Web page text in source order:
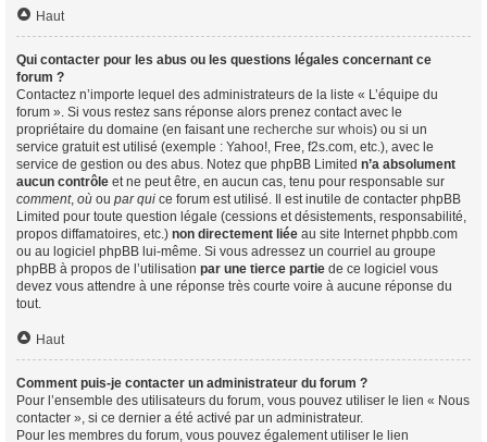
Haut
Qui contacter pour les abus ou les questions légales concernant ce
forum ?
Contactez n’importe lequel des administrateurs de la liste « L’équipe du
forum ». Si vous restez sans réponse alors prenez contact avec le
propriétaire du domaine (en faisant une recherche sur whois) ou si un
service gratuit est utilisé (exemple : Yahoo!, Free, f2s.com, etc.), avec le
service de gestion ou des abus. Notez que phpBB Limited n’a absolument
aucun contrôle et ne peut être, en aucun cas, tenu pour responsable sur
comment, où ou par qui ce forum est utilisé. Il est inutile de contacter phpBB
Limited pour toute question légale (cessions et désistements, responsabilité,
propos diffamatoires, etc.) non directement liée au site Internet phpbb.com
ou au logiciel phpBB lui-même. Si vous adressez un courriel au groupe
phpBB à propos de l’utilisation par une tierce partie de ce logiciel vous
devez vous attendre à une réponse très courte voire à aucune réponse du
tout.
Haut
Comment puis-je contacter un administrateur du forum ?
Pour l’ensemble des utilisateurs du forum, vous pouvez utiliser le lien « Nous
contacter », si ce dernier a été activé par un administrateur.
Pour les membres du forum, vous pouvez également utiliser le lien